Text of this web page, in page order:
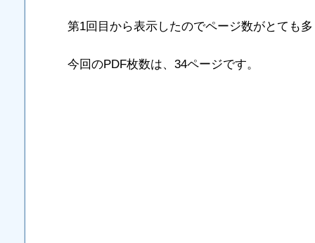
第1回目から表示したのでページ数がとても
今回のPDF枚数は、34ページです。